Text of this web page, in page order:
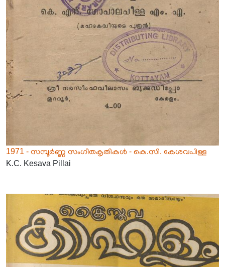
1971 - സമ്പൂർണ്ണ സംഗീതകൃതികൾ - കെ.സി. കേശവപിള്ള
K.C. Kesava Pillai